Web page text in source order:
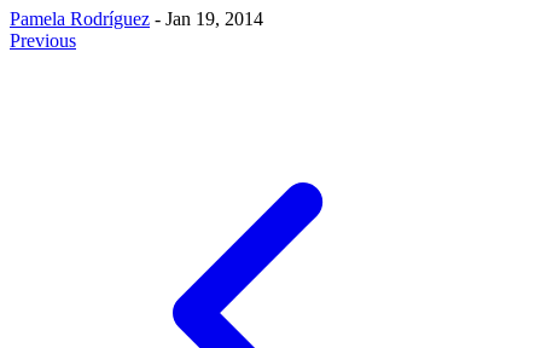
Pamela Rodríguez - Jan 19, 2014
Previous